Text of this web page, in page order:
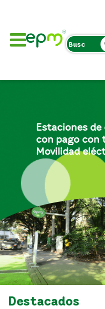
Estaciones
con pago con
Movilidad
Destacados